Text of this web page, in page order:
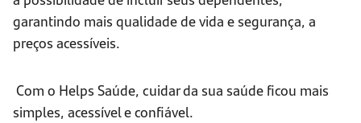
garantindo mais qualidade de vida e segurança, a
preços acessíveis.
Com o Helps Saúde, cuidar da sua saúde ficou mais
simples, acessível e confiável.